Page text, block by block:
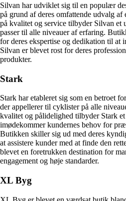
Silvan har udviklet sig til en populær
på grund af deres omfattende udvalg
på kvalitet og service tilbyder Silvan et
passer til alle niveauer af erfaring.
for deres ekspertise og dedikation til at
Silvan er blevet rost for deres
produkter.
Stark
Stark har etableret sig som en betroet
der appellerer til cyklister på alle
kvalitet og pålidelighed tilbyder Stark
imødekommer kundernes behov for
Butikken skiller sig ud med deres
at assistere kunder med at finde den
blevet en foretrukken destination for
engagement og høje standarder.
XL Byg